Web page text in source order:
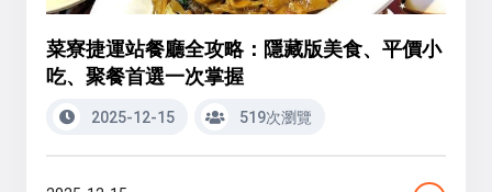
菜寮捷運站餐廳全攻略：隱藏版美食、平價小
吃、聚餐首選一次掌握
2025-12-15 519次瀏覽